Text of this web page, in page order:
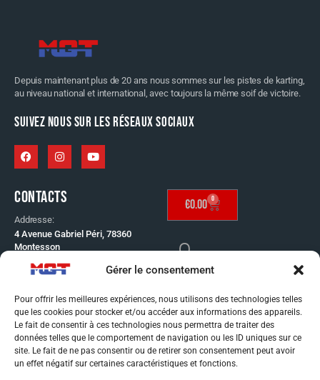
Gérer le consentement
Pour offrir les meilleures expériences, nous utilisons des technologies telles
que les cookies pour stocker et/ou accéder aux informations des appareils.
Le fait de consentir à ces technologies nous permettra de traiter des
données telles que le comportement de navigation ou les ID uniques sur ce
site. Le fait de ne pas consentir ou de retirer son consentement peut avoir
un effet négatif sur certaines caractéristiques et fonctions.
Depuis maintenant plus de 20 ans nous sommes sur les pistes de karting,
au niveau national et international, avec toujours la même soif de victoire.
SUIVEZ NOUS SUR LES RÉSEAUX SOCIAUX
CONTACTS
Addresse:
4 Avenue Gabriel Péri, 78360
Montesson
Telephone:
01 30 53 65 60
Email:
info@mgt-distribution.fr
CONDITIONS GÉNÉRAL
DE VENTE
MENTIONS LÉGALES
€0.00 0
SE CONNECTER